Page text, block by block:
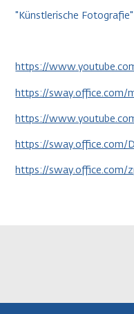
"Künstlerische
https://
https://sway.office.com/
https://
https://sway.office.com/
https://sway.office.com/